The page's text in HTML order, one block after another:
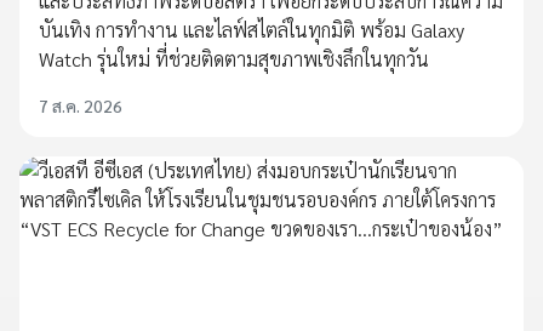
บันเทิง การทำงาน และไลฟ์สไตล์ในทุกมิติ พร้อม Galaxy
Watch รุ่นใหม่ ที่ช่วยติดตามสุขภาพเชิงลึกในทุกวัน
7 ส.ค. 2026